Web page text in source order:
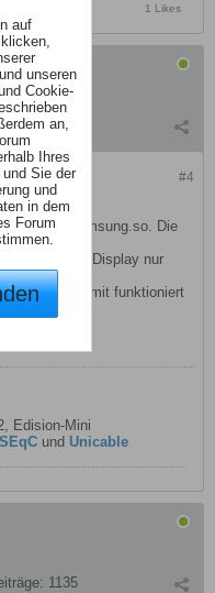
1 Likes
1135
#4
die liblcdsamsung.so. Die
das Display nur
39k groß, damit funktioniert
Datei
Edision-Mini
und Unicable
1135
auf
und unseren
Cookie-
an,
Ihres
Sie der
und
in dem
Forum